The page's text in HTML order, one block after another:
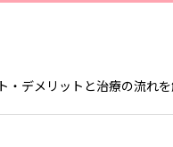
デメリットと治療の流れを